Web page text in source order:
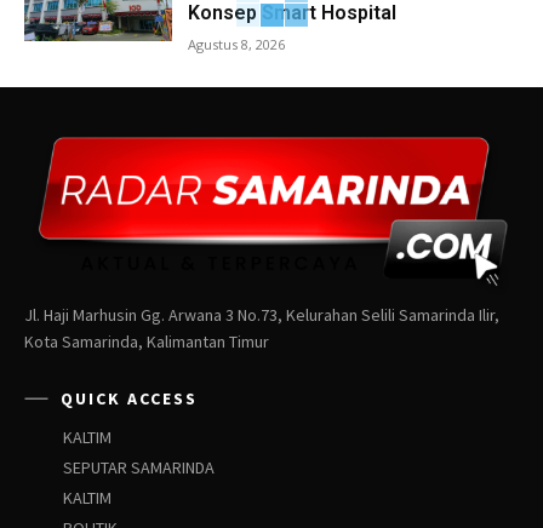
Konsep Smart Hospital
Agustus 8, 2026
Jl. Haji Marhusin Gg. Arwana 3 No.73, Kelurahan Selili Samarinda Ilir,
Kota Samarinda, Kalimantan Timur
QUICK ACCESS
KALTIM
SEPUTAR SAMARINDA
KALTIM